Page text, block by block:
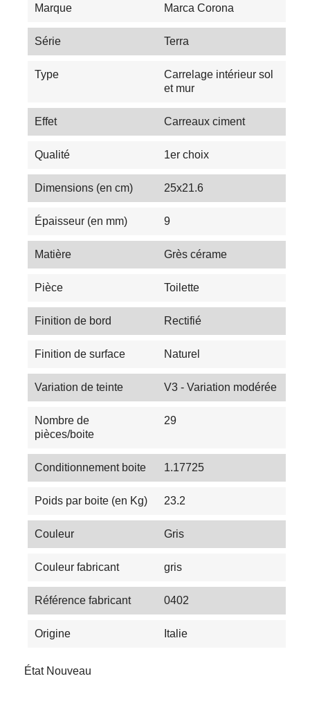
Marque Marca Corona
Série Terra
Type
Carrelage intérieur sol
et mur
Effet Carreaux ciment
Qualité 1er choix
Dimensions (en cm) 25x21.6
Épaisseur (en mm) 9
Matière Grès cérame
Pièce Toilette
Finition de bord Rectifié
Finition de surface Naturel
Variation de teinte V3 - Variation modérée
Nombre de
pièces/boite
29
Conditionnement boite 1.17725
Poids par boite (en Kg) 23.2
Couleur Gris
Couleur fabricant gris
Référence fabricant 0402
Origine Italie
État Nouveau